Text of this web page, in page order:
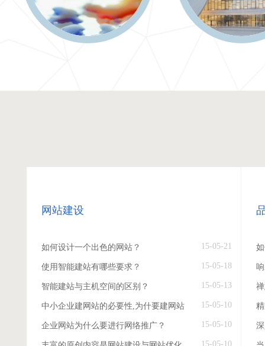
网站建设
如何设计一个出色的网站？ 15-05-21
使用智能建站有哪些要求？ 15-05-18
智能建站与主机空间的区别？ 15-05-13
中小企业建网站的必要性,为什要建网站 15-05-10
企业网站为什么要进行网络推广？ 15-05-10
15-05-10